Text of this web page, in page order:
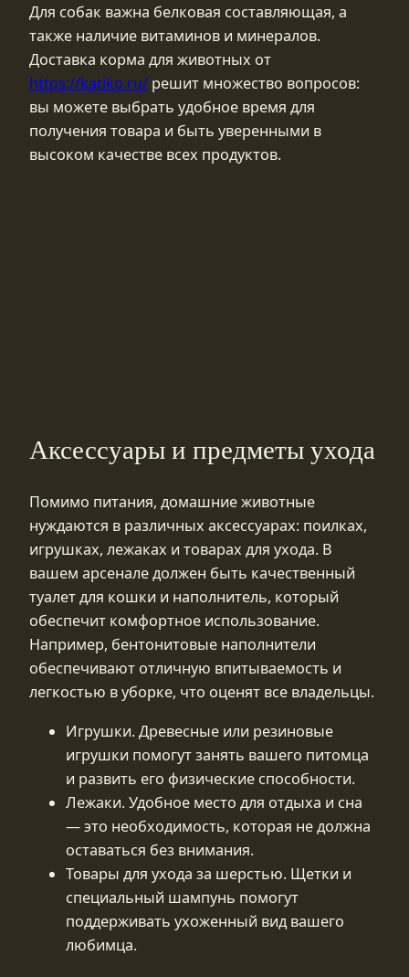
Для собак важна белковая составляющая, а
также наличие витаминов и минералов.
Доставка корма для животных от
https://katiko.ru/ решит множество вопросов:
вы можете выбрать удобное время для
получения товара и быть уверенными в
высоком качестве всех продуктов.
Аксессуары и предметы ухода
Помимо питания, домашние животные
нуждаются в различных аксессуарах: поилках,
игрушках, лежаках и товарах для ухода. В
вашем арсенале должен быть качественный
туалет для кошки и наполнитель, который
обеспечит комфортное использование.
Например, бентонитовые наполнители
обеспечивают отличную впитываемость и
легкостью в уборке, что оценят все владельцы.
Игрушки. Древесные или резиновые
игрушки помогут занять вашего питомца
и развить его физические способности.
Лежаки. Удобное место для отдыха и сна
— это необходимость, которая не должна
оставаться без внимания.
Товары для ухода за шерстью. Щетки и
специальный шампунь помогут
поддерживать ухоженный вид вашего
любимца.